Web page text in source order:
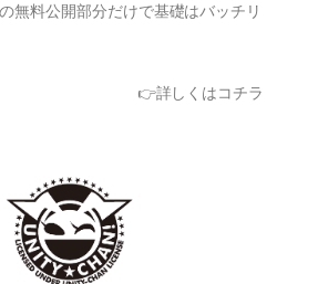
無料公開部分だけで基礎はバッチリ
👉詳しくはコチラ